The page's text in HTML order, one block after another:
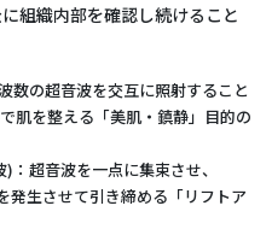
組織内部を確認し続けること
数の超音波を交互に照射すること
肌を整える「美肌・鎮静」目的の
超音波を一点に集束させ、
発生させて引き締める「リフトア